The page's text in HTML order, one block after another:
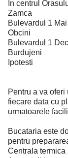
In centrul
Zamca
Bulevardul 1 Mai
Obcini
Bulevardul 1
Burdujeni
Ipotesti
Pentru a va
fiecare data cu
urmatoarele
Bucataria este
pentru
Centrala termica